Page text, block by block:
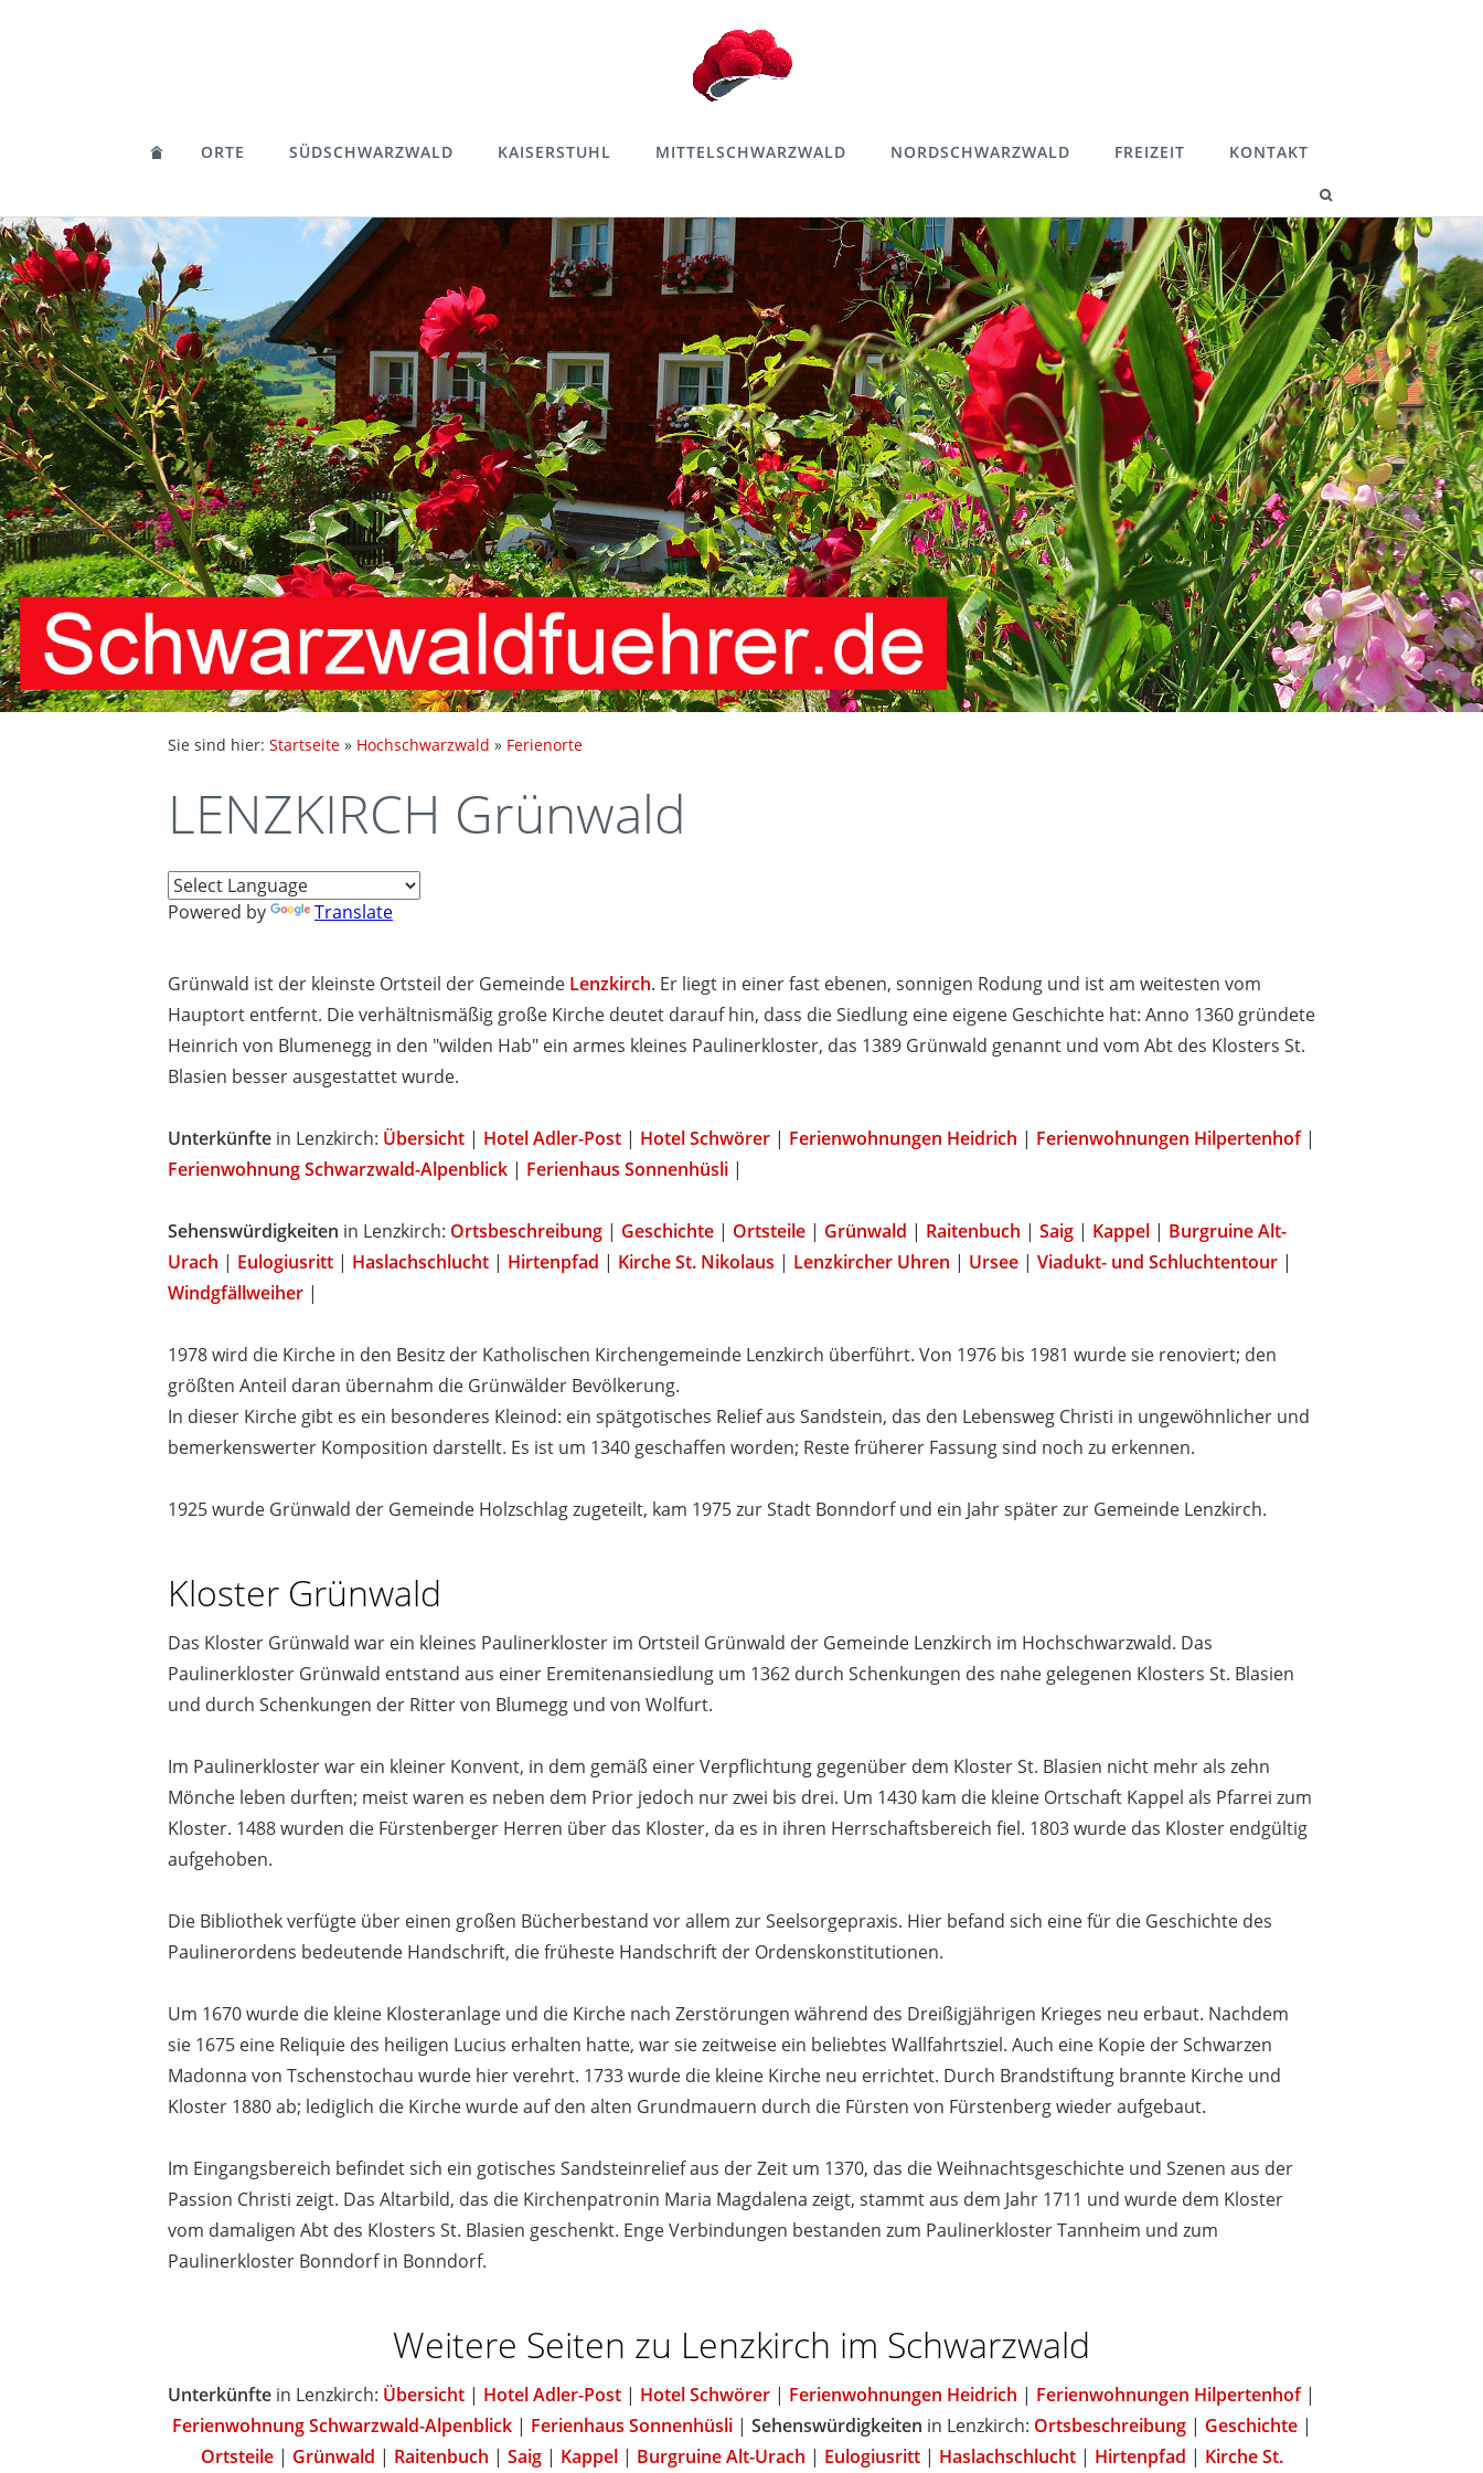
ORTE SÜDSCHWARZWALD KAISERSTUHL MITTELSCHWARZWALD NORDSCHWARZWALD FREIZEIT KONTAKT
Sie sind hier: Startseite » Hochschwarzwald » Ferienorte
LENZKIRCH Grünwald
Powered by Translate
Grünwald ist der kleinste Ortsteil der Gemeinde Lenzkirch. Er liegt in einer fast ebenen, sonnigen Rodung und ist am weitesten vom
Hauptort entfernt. Die verhältnismäßig große Kirche deutet darauf hin, dass die Siedlung eine eigene Geschichte hat: Anno 1360 gründete
Heinrich von Blumenegg in den "wilden Hab" ein armes kleines Paulinerkloster, das 1389 Grünwald genannt und vom Abt des Klosters St.
Blasien besser ausgestattet wurde.
Unterkünfte in Lenzkirch: Übersicht | Hotel Adler-Post | Hotel Schwörer | Ferienwohnungen Heidrich | Ferienwohnungen Hilpertenhof|
Ferienwohnung Schwarzwald-Alpenblick | Ferienhaus Sonnenhüsli |
Sehenswürdigkeiten in Lenzkirch: Ortsbeschreibung | Geschichte | Ortsteile | Grünwald | Raitenbuch | Saig | Kappel | Burgruine Alt-
Urach | Eulogiusritt | Haslachschlucht | Hirtenpfad | Kirche St. Nikolaus | Lenzkircher Uhren | Ursee | Viadukt- und Schluchtentour |
Windgfällweiher |
1978 wird die Kirche in den Besitz der Katholischen Kirchengemeinde Lenzkirch überführt. Von 1976 bis 1981 wurde sie renoviert; den
größten Anteil daran übernahm die Grünwälder Bevölkerung.
In dieser Kirche gibt es ein besonderes Kleinod: ein spätgotisches Relief aus Sandstein, das den Lebensweg Christi in ungewöhnlicher und
bemerkenswerter Komposition darstellt. Es ist um 1340 geschaffen worden; Reste früherer Fassung sind noch zu erkennen.
1925 wurde Grünwald der Gemeinde Holzschlag zugeteilt, kam 1975 zur Stadt Bonndorf und ein Jahr später zur Gemeinde Lenzkirch.
Kloster Grünwald
Das Kloster Grünwald war ein kleines Paulinerkloster im Ortsteil Grünwald der Gemeinde Lenzkirch im Hochschwarzwald. Das
Paulinerkloster Grünwald entstand aus einer Eremitenansiedlung um 1362 durch Schenkungen des nahe gelegenen Klosters St. Blasien
und durch Schenkungen der Ritter von Blumegg und von Wolfurt.
Im Paulinerkloster war ein kleiner Konvent, in dem gemäß einer Verpflichtung gegenüber dem Kloster St. Blasien nicht mehr als zehn
Mönche leben durften; meist waren es neben dem Prior jedoch nur zwei bis drei. Um 1430 kam die kleine Ortschaft Kappel als Pfarrei zum
Kloster. 1488 wurden die Fürstenberger Herren über das Kloster, da es in ihren Herrschaftsbereich fiel. 1803 wurde das Kloster endgültig
aufgehoben.
Die Bibliothek verfügte über einen großen Bücherbestand vor allem zur Seelsorgepraxis. Hier befand sich eine für die Geschichte des
Paulinerordens bedeutende Handschrift, die früheste Handschrift der Ordenskonstitutionen.
Um 1670 wurde die kleine Klosteranlage und die Kirche nach Zerstörungen während des Dreißigjährigen Krieges neu erbaut. Nachdem
sie 1675 eine Reliquie des heiligen Lucius erhalten hatte, war sie zeitweise ein beliebtes Wallfahrtsziel. Auch eine Kopie der Schwarzen
Madonna von Tschenstochau wurde hier verehrt. 1733 wurde die kleine Kirche neu errichtet. Durch Brandstiftung brannte Kirche und
Kloster 1880 ab; lediglich die Kirche wurde auf den alten Grundmauern durch die Fürsten von Fürstenberg wieder aufgebaut.
Im Eingangsbereich befindet sich ein gotisches Sandsteinrelief aus der Zeit um 1370, das die Weihnachtsgeschichte und Szenen aus der
Passion Christi zeigt. Das Altarbild, das die Kirchenpatronin Maria Magdalena zeigt, stammt aus dem Jahr 1711 und wurde dem Kloster
vom damaligen Abt des Klosters St. Blasien geschenkt. Enge Verbindungen bestanden zum Paulinerkloster Tannheim und zum
Paulinerkloster Bonndorf in Bonndorf.
Weitere Seiten zu Lenzkirch im Schwarzwald
Unterkünfte in Lenzkirch: Übersicht | Hotel Adler-Post | Hotel Schwörer | Ferienwohnungen Heidrich | Ferienwohnungen Hilpertenhof|
Ferienwohnung Schwarzwald-Alpenblick| Ferienhaus Sonnenhüsli| Sehenswürdigkeiten in Lenzkirch: Ortsbeschreibung| Geschichte|
Ortsteile| Grünwald | Raitenbuch | Saig| Kappel| Burgruine Alt-Urach | Eulogiusritt| Haslachschlucht| Hirtenpfad | Kirche St.